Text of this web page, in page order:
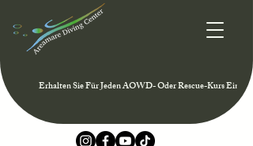
Erhalten Sie Für Jeden AOWD- Oder Rescue-Kurs Eine